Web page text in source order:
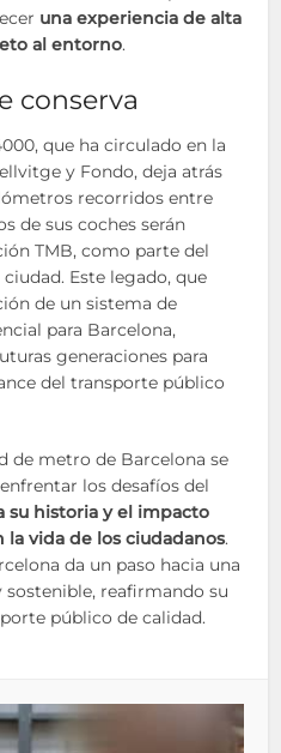
una experiencia de alta
al entorno.
conserva
que ha circulado en la
y Fondo, deja atrás
recorridos entre
de sus coches serán
TMB, como parte del
Este legado, que
de un sistema de
para Barcelona,
generaciones para
del transporte público
de metro de Barcelona se
los desafíos del
su historia y el impacto
vida de los ciudadanos.
da un paso hacia una
reafirmando su
público de calidad.